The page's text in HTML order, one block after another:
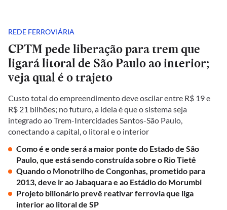
REDE FERROVIÁRIA
CPTM pede liberação para trem que
ligará litoral de São Paulo ao interior;
veja qual é o trajeto
Custo total do empreendimento deve oscilar entre R$ 19 e
R$ 21 bilhões; no futuro, a ideia é que o sistema seja
integrado ao Trem-Intercidades Santos-São Paulo,
conectando a capital, o litoral e o interior
Como é e onde será a maior ponte do Estado de São
Paulo, que está sendo construída sobre o Rio Tietê
Quando o Monotrilho de Congonhas, prometido para
2013, deve ir ao Jabaquara e ao Estádio do Morumbi
Projeto bilionário prevê reativar ferrovia que liga
interior ao litoral de SP